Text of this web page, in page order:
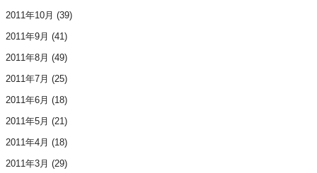
2011年10月 (39)
2011年9月 (41)
2011年8月 (49)
2011年7月 (25)
2011年6月 (18)
2011年5月 (21)
2011年4月 (18)
2011年3月 (29)